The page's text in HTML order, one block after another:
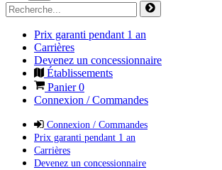
Prix garanti pendant 1 an
Carrières
Devenez un concessionnaire
Établissements
Panier0
Connexion / Commandes
Connexion / Commandes
Prix garanti pendant 1 an
Carrières
Devenez un concessionnaire